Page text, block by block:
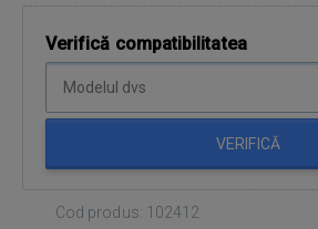
Verifică compatibilitatea
VERIFICĂ
Cod produs: 102412